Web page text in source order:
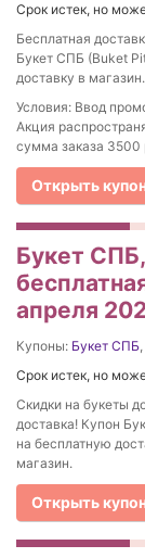
Срок истек, но
Бесплатная
Букет СПБ (Buket
доставку в магазин.
Условия: Ввод
Акция
сумма заказа 3500
Открыть
Букет
апреля
Купоны: Букет СПБ,
Срок истек, но
Скидки на букеты
доставка! Купон
на бесплатную
магазин.
Открыть